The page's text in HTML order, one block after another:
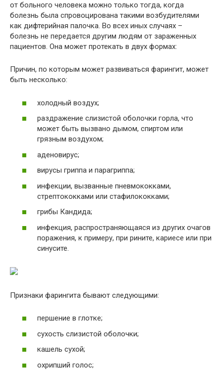
от больного человека можно только тогда, когда
болезнь была спровоцирована такими возбудителями
как дифтерийная палочка. Во всех иных случаях –
болезнь не передается другим людям от зараженных
пациентов. Она может протекать в двух формах:
Причин, по которым может развиваться фарингит, может
быть несколько:
холодный воздух;
раздражение слизистой оболочки горла, что
может быть вызвано дымом, спиртом или
грязным воздухом;
аденовирус;
вирусы гриппа и парагриппа;
инфекции, вызванные пневмококками,
стрептококками или стафилококками;
грибы Кандида;
инфекция, распространяющаяся из других очагов
поражения, к примеру, при рините, кариесе или при
синусите.
Признаки фарингита бывают следующими:
першение в глотке;
сухость слизистой оболочки;
кашель сухой;
охрипший голос;